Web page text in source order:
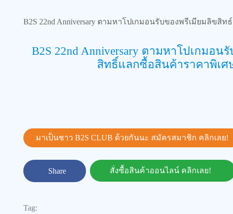
B2S 22nd Anniversary ตามหาโปเกมอนรับของพรีเมียมลิขสิทธ์
B2S 22nd Anniversary ตามหาโปเกมอ
สิทธิ์แลกซื้อสินค้าราคาพิเ
มาเป็นชาว B2S CLUB ด้วยกันนะ สมัครสมาชิกคลิกเลย!
Share สั่งซื้อสินค้าออนไลน์ คลิกเลย!
Tag: